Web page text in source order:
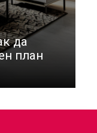
да
план